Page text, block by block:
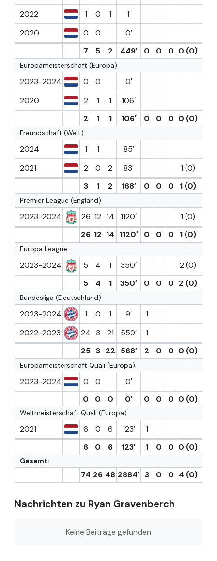
2022 1 0 1
1′
2020
0 0
0′
7
5 2 449′ 0 0 0 0 (0)
Europameisterschaft (Europa)
2023-2024 0 0
0′
2020
2 1 1
106′
2
1 1 106′ 0 0 0 0 (0)
Freundschaft (Welt)
2024 1 1
85′
2021
2 0 2 83′
1 (0)
3
1 2 168′ 0 0 0 1 (0)
Premier League (England)
2023-2024 26 12 14 1120′
1 (0)
26 12 14 1120′ 0 0 0 1 (0)
Europa League
2023-2024 5 4 1 350′ 2 (0)
5
4 1 350′ 0 0 0 2 (0)
Bundesliga (Deutschland)
2023-2024 1 0 1 9′
1
2022-2023
24 3 21 559′
1
25 3 22 568′ 2 0 0 0 (0)
Europameisterschaft Quali (Europa)
2023-2024 0 0
0′
0
0 0 0′ 0 0 0 0 (0)
Weltmeisterschaft Quali (Europa)
2021 6 0 6 123′
1
6
0 6 123′ 1 0 0 0 (0)
Gesamt:
74 26 48 2884′ 3 0 0 4 (0)
Nachrichten zu Ryan Gravenberch
Keine Beiträge gefunden